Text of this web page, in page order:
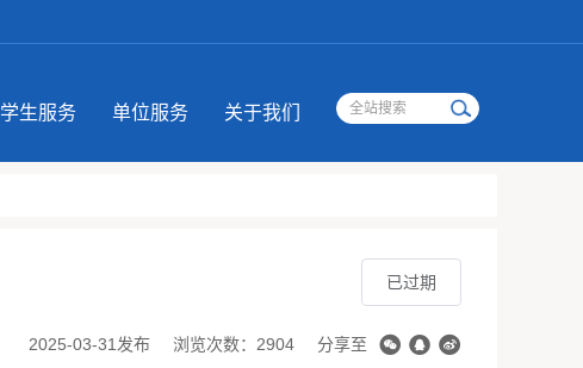
学生服务 单位服务 关于我们
已过期
2025-03-31发布 浏览次数：2904 分享至